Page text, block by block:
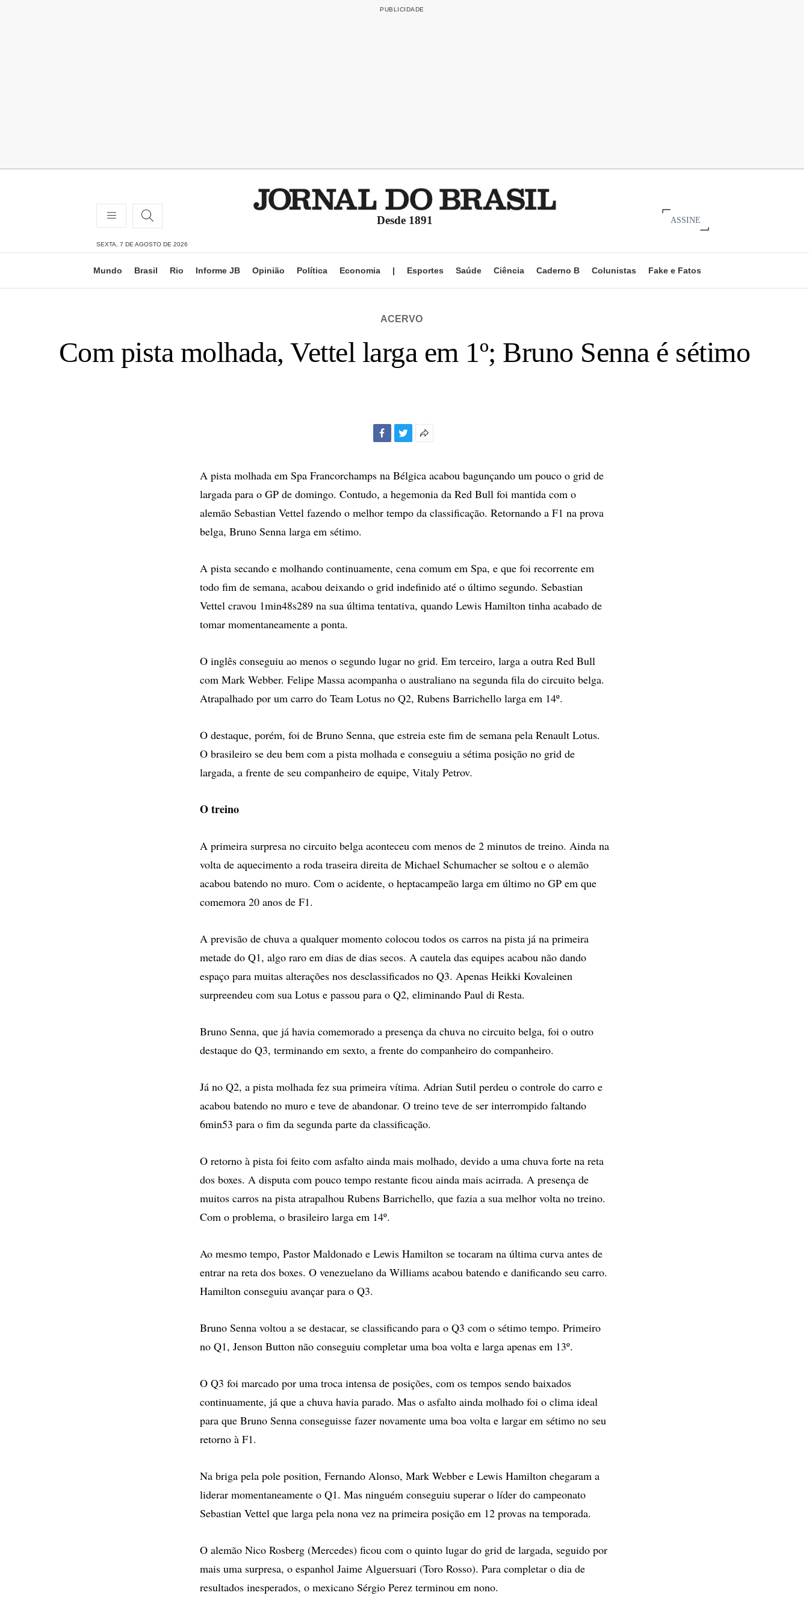
Desde 1891 ASSINE
SEXTA, 7 DE AGOSTO DE 2026
Mundo Brasil Rio Informe JB Opinião Política Economia | Esportes Saúde Ciência Caderno B Colunistas Fake e Fatos
ACERVO
Com pista molhada, Vettel larga em 1º; Bruno Senna é sétimo
compartilhamento
A pista molhada em Spa Francorchamps na Bélgica acabou bagunçando um pouco o grid de
largada para o GP de domingo. Contudo, a hegemonia da Red Bull foi mantida com o
alemão Sebastian Vettel fazendo o melhor tempo da classificação. Retornando a F1 na prova
belga, Bruno Senna larga em sétimo.
A pista secando e molhando continuamente, cena comum em Spa, e que foi recorrente em
todo fim de semana, acabou deixando o grid indefinido até o último segundo. Sebastian
Vettel cravou 1min48s289 na sua última tentativa, quando Lewis Hamilton tinha acabado de
tomar momentaneamente a ponta.
O inglês conseguiu ao menos o segundo lugar no grid. Em terceiro, larga a outra Red Bull
com Mark Webber. Felipe Massa acompanha o australiano na segunda fila do circuito belga.
Atrapalhado por um carro do Team Lotus no Q2, Rubens Barrichello larga em 14º.
O destaque, porém, foi de Bruno Senna, que estreia este fim de semana pela Renault Lotus.
O brasileiro se deu bem com a pista molhada e conseguiu a sétima posição no grid de
largada, a frente de seu companheiro de equipe, Vitaly Petrov.
O treino
A primeira surpresa no circuito belga aconteceu com menos de 2 minutos de treino. Ainda na
volta de aquecimento a roda traseira direita de Michael Schumacher se soltou e o alemão
acabou batendo no muro. Com o acidente, o heptacampeão larga em último no GP em que
comemora 20 anos de F1.
A previsão de chuva a qualquer momento colocou todos os carros na pista já na primeira
metade do Q1, algo raro em dias de dias secos. A cautela das equipes acabou não dando
espaço para muitas alterações nos desclassificados no Q3. Apenas Heikki Kovaleinen
surpreendeu com sua Lotus e passou para o Q2, eliminando Paul di Resta.
Bruno Senna, que já havia comemorado a presença da chuva no circuito belga, foi o outro
destaque do Q3, terminando em sexto, a frente do companheiro do companheiro.
Já no Q2, a pista molhada fez sua primeira vítima. Adrian Sutil perdeu o controle do carro e
acabou batendo no muro e teve de abandonar. O treino teve de ser interrompido faltando
6min53 para o fim da segunda parte da classificação.
O retorno à pista foi feito com asfalto ainda mais molhado, devido a uma chuva forte na reta
dos boxes. A disputa com pouco tempo restante ficou ainda mais acirrada. A presença de
muitos carros na pista atrapalhou Rubens Barrichello, que fazia a sua melhor volta no treino.
Com o problema, o brasileiro larga em 14º.
Ao mesmo tempo, Pastor Maldonado e Lewis Hamilton se tocaram na última curva antes de
entrar na reta dos boxes. O venezuelano da Williams acabou batendo e danificando seu carro.
Hamilton conseguiu avançar para o Q3.
Bruno Senna voltou a se destacar, se classificando para o Q3 com o sétimo tempo. Primeiro
no Q1, Jenson Button não conseguiu completar uma boa volta e larga apenas em 13º.
O Q3 foi marcado por uma troca intensa de posições, com os tempos sendo baixados
continuamente, já que a chuva havia parado. Mas o asfalto ainda molhado foi o clima ideal
para que Bruno Senna conseguisse fazer novamente uma boa volta e largar em sétimo no seu
retorno à F1.
Na briga pela pole position, Fernando Alonso, Mark Webber e Lewis Hamilton chegaram a
liderar momentaneamente o Q1. Mas ninguém conseguiu superar o líder do campeonato
Sebastian Vettel que larga pela nona vez na primeira posição em 12 provas na temporada.
O alemão Nico Rosberg (Mercedes) ficou com o quinto lugar do grid de largada, seguido por
mais uma surpresa, o espanhol Jaime Alguersuari (Toro Rosso). Para completar o dia de
resultados inesperados, o mexicano Sérgio Perez terminou em nono.